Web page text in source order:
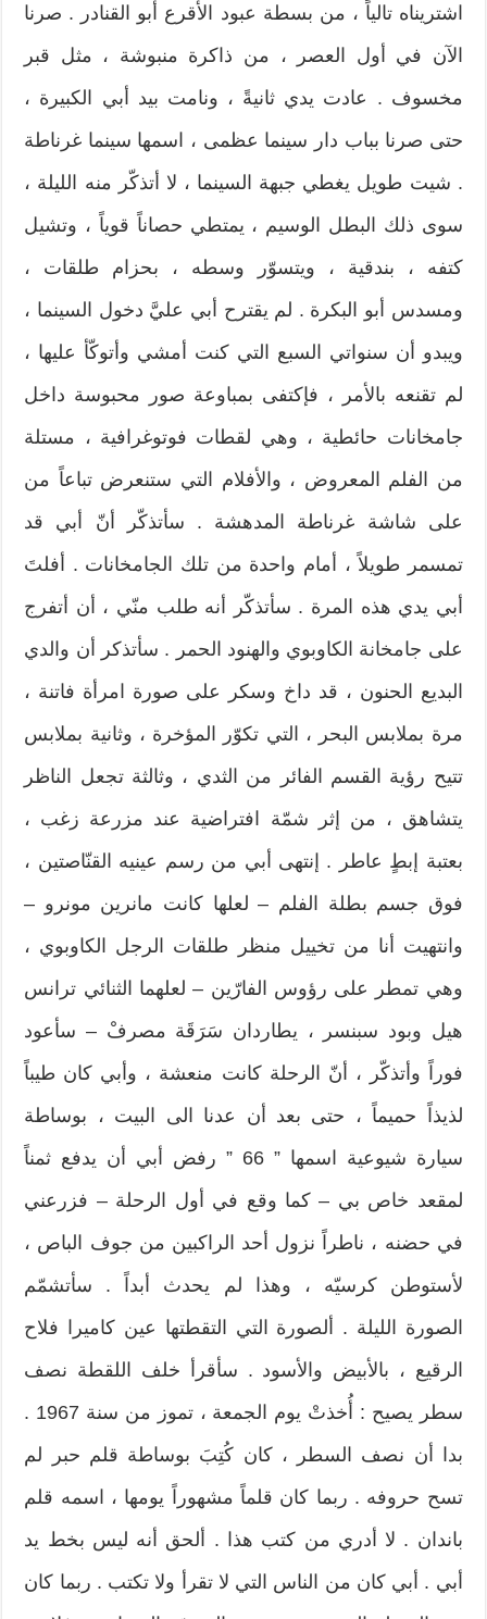
اشتريناه تالياً ، من بسطة عبود الأقرع أبو القنادر . صرنا
الآن في أول العصر ، من ذاكرة منبوشة ، مثل قبر
مخسوف . عادت يدي ثانيةً ، ونامت بيد أبي الكبيرة ،
حتى صرنا بباب دار سينما عظمى ، اسمها سينما غرناطة
. شيت طويل يغطي جبهة السينما ، لا أتذكّر منه الليلة ،
سوى ذلك البطل الوسيم ، يمتطي حصاناً قوياً ، وتشيل
كتفه ، بندقية ، ويتسوّر وسطه ، بحزام طلقات ،
ومسدس أبو البكرة . لم يقترح أبي عليَّ دخول السينما ،
ويبدو أن سنواتي السبع التي كنت أمشي وأتوكّأ عليها ،
لم تقنعه بالأمر ، فإكتفى بمباوعة صور محبوسة داخل
جامخانات حائطية ، وهي لقطات فوتوغرافية ، مستلة
من الفلم المعروض ، والأفلام التي ستنعرض تباعاً من
على شاشة غرناطة المدهشة . سأتذكّر أنّ أبي قد
تمسمر طويلاً ، أمام واحدة من تلك الجامخانات . أفلتَ
أبي يدي هذه المرة . سأتذكّر أنه طلب منّي ، أن أتفرج
على جامخانة الكاوبوي والهنود الحمر . سأتذكر أن والدي
البديع الحنون ، قد داخ وسكر على صورة امرأة فاتنة ،
مرة بملابس البحر ، التي تكوّر المؤخرة ، وثانية بملابس
تتيح رؤية القسم الفائر من الثدي ، وثالثة تجعل الناظر
يتشاهق ، من إثر شمّة افتراضية عند مزرعة زغب ،
بعتبة إبطٍ عاطر . إنتهى أبي من رسم عينيه القنّاصتين ،
فوق جسم بطلة الفلم – لعلها كانت مانرين مونرو –
وانتهيت أنا من تخييل منظر طلقات الرجل الكاوبوي ،
وهي تمطر على رؤوس الفارّين – لعلهما الثنائي ترانس
هيل وبود سبنسر ، يطاردان سَرَقَة مصرفْ – سأعود
فوراً وأتذكّر ، أنّ الرحلة كانت منعشة ، وأبي كان طيباً
لذيذاً حميماً ، حتى بعد أن عدنا الى البيت ، بوساطة
سيارة شيوعية اسمها ” 66 ” رفض أبي أن يدفع ثمناً
لمقعد خاص بي – كما وقع في أول الرحلة – فزرعني
في حضنه ، ناطراً نزول أحد الراكبين من جوف الباص ،
لأستوطن كرسيّه ، وهذا لم يحدث أبداً . سأتشمّم
الصورة الليلة . ألصورة التي التقطتها عين كاميرا فلاح
الرقيع ، بالأبيض والأسود . سأقرأ خلف اللقطة نصف
سطر يصيح : أُخذتْ يوم الجمعة ، تموز من سنة 1967 .
بدا أن نصف السطر ، كان كُتِبَ بوساطة قلم حبر لم
تسح حروفه . ربما كان قلماً مشهوراً يومها ، اسمه قلم
باندان . لا أدري من كتب هذا . ألحق أنه ليس بخط يد
أبي . أبي كان من الناس التي لا تقرأ ولا تكتب . ربما كان